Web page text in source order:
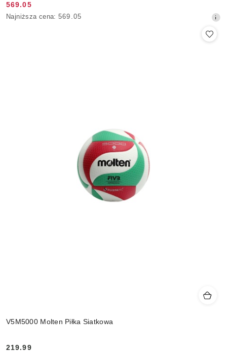
Cena
promocyjna:
569.05
Najniższa
Najniższa cena: 569.05
V5M5000 Molten Piłka Siatkowa
219.99